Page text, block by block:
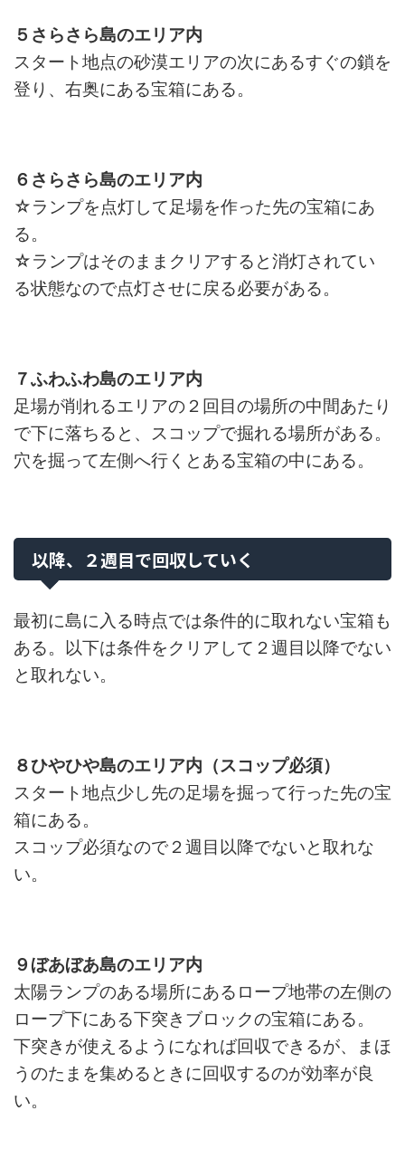
５さらさら島のエリア内
スタート地点の砂漠エリアの次にあるすぐの鎖を
登り、右奥にある宝箱にある。
６さらさら島のエリア内
☆ランプを点灯して足場を作った先の宝箱にあ
る。
☆ランプはそのままクリアすると消灯されてい
る状態なので点灯させに戻る必要がある。
７ふわふわ島のエリア内
足場が削れるエリアの２回目の場所の中間あたり
で下に落ちると、スコップで掘れる場所がある。
穴を掘って左側へ行くとある宝箱の中にある。
以降、２週目で回収していく
最初に島に入る時点では条件的に取れない宝箱も
ある。以下は条件をクリアして２週目以降でない
と取れない。
８ひやひや島のエリア内（スコップ必須）
スタート地点少し先の足場を掘って行った先の宝
箱にある。
スコップ必須なので２週目以降でないと取れな
い。
９ぼあぼあ島のエリア内
太陽ランプのある場所にあるロープ地帯の左側の
ロープ下にある下突きブロックの宝箱にある。
下突きが使えるようになれば回収できるが、まほ
うのたまを集めるときに回収するのが効率が良
い。